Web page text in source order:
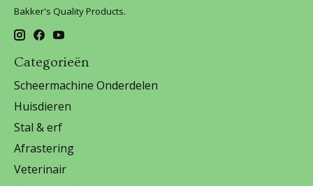
Bakker's Quality Products.
Categorieën
Scheermachine Onderdelen
Huisdieren
Stal & erf
Afrastering
Veterinair